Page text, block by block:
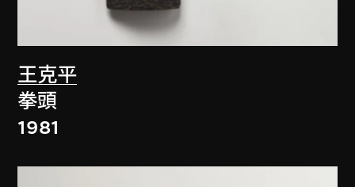
王克平
拳頭
1981